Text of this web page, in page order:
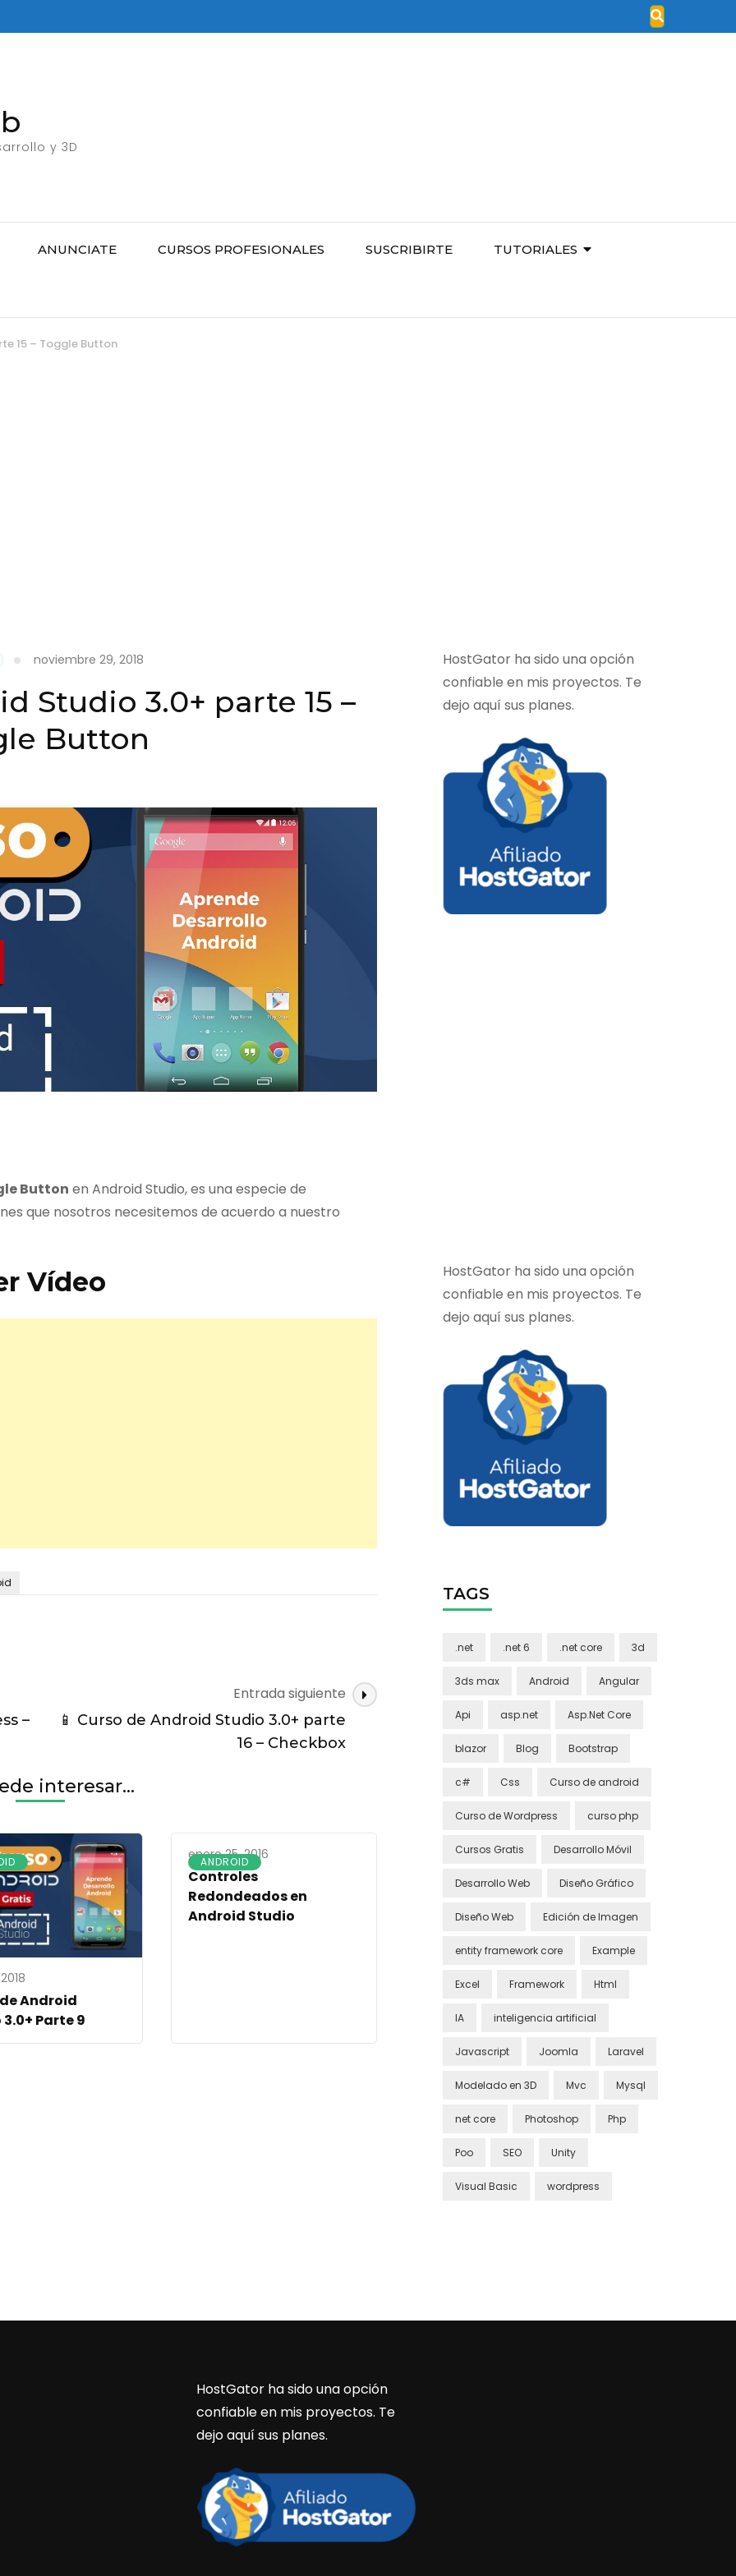
y 3D
ANUNCIATE CURSOS PROFESIONALES SUSCRIBIRTE TUTORIALES
15 – Toggle Button
noviembre 29, 2018
Studio 3.0+ parte 15 –
Button
Button en Android Studio, es una especie de
que nosotros necesitemos de acuerdo a nuestro
Vídeo
–
Entrada siguiente
📱 Curso de Android Studio 3.0+ parte
16 – Checkbox
interesar...
Android
Parte 9
ANDROID
enero 25, 2016
Controles
Redondeados en
Android Studio
HostGator ha sido una opción
confiable en mis proyectos. Te
dejo aquí sus planes.
HostGator ha sido una opción
confiable en mis proyectos. Te
dejo aquí sus planes.
TAGS
.net .net 6 .net core 3d
3ds max Android Angular
Api asp.net Asp.Net Core
blazor Blog Bootstrap
c# Css Curso de android
Curso de Wordpress curso php
Cursos Gratis Desarrollo Móvil
Desarrollo Web Diseño Gráfico
Diseño Web Edición de Imagen
entity framework core Example
Excel Framework Html
IA inteligencia artificial
Javascript Joomla Laravel
Modelado en 3D Mvc Mysql
net core Photoshop Php
Poo SEO Unity
Visual Basic wordpress
HostGator ha sido una opción
confiable en mis proyectos. Te
dejo aquí sus planes.